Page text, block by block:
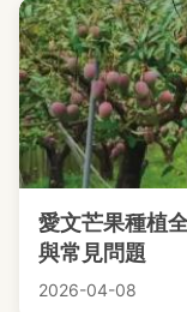
愛文芒果種植
與常見問題
2026-04-08